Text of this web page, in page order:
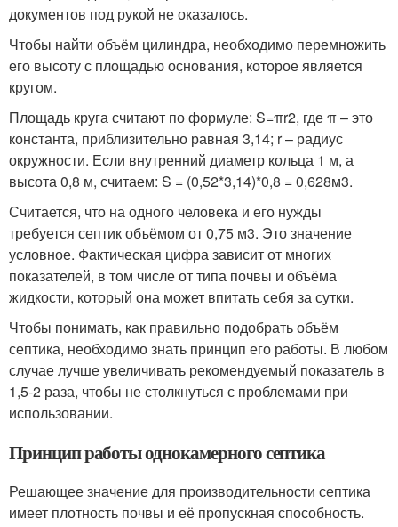
документов под рукой не оказалось.
Чтобы найти объём цилиндра, необходимо перемножить
его высоту с площадью основания, которое является
кругом.
Площадь круга считают по формуле: S=πr2, где π – это
константа, приблизительно равная 3,14; r – радиус
окружности. Если внутренний диаметр кольца 1 м, а
высота 0,8 м, считаем: S = (0,52*3,14)*0,8 = 0,628м3.
Считается, что на одного человека и его нужды
требуется септик объёмом от 0,75 м3. Это значение
условное. Фактическая цифра зависит от многих
показателей, в том числе от типа почвы и объёма
жидкости, который она может впитать себя за сутки.
Чтобы понимать, как правильно подобрать объём
септика, необходимо знать принцип его работы. В любом
случае лучше увеличивать рекомендуемый показатель в
1,5-2 раза, чтобы не столкнуться с проблемами при
использовании.
Принцип работы однокамерного септика
Решающее значение для производительности септика
имеет плотность почвы и её пропускная способность.